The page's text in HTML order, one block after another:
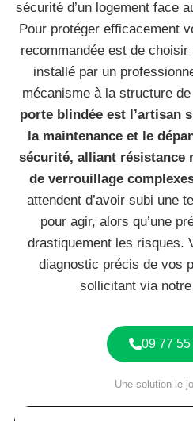
sécurité d’un logement face
Pour protéger efficacement
recommandée est de choisir
installé par un
mécanisme à la structure
porte blindée est l’artisan
la maintenance et le
sécurité, alliant résistance
de verrouillage
attendent d’avoir subi une
pour agir, alors qu’une
drastiquement les risques.
diagnostic précis de vos
sollicitant via
09 77
Une solution le